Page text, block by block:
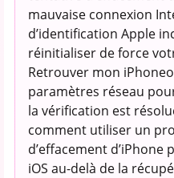
mauvaise connexion
d’identification Apple
réinitialiser de force
Retrouver mon
paramètres réseau
la vérification est
comment utiliser un
d’effacement
iOS au-delà de la